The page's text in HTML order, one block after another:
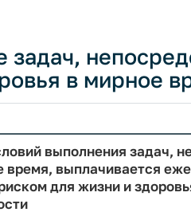
в мирное
выполнения задач,
время, выплачивается
для жизни и